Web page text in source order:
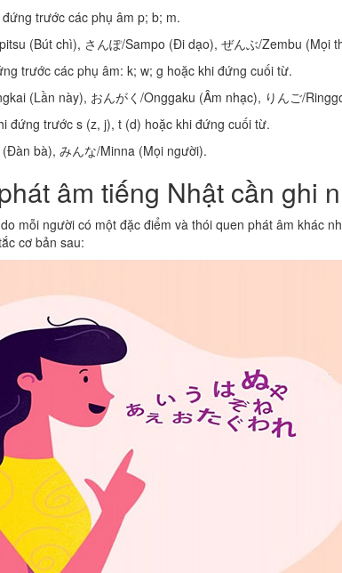
trước các phụ âm p; b; m.
(Bút chì), さんぽ/Sampo (Đi dạo), ぜんぶ/Zembu (Mọi
trước các phụ âm: k; w; g hoặc khi đứng cuối từ.
(Lần này), おんがく/Onggaku (Âm nhạc), りんご/
đứng trước s (z, j), t (d) hoặc khi đứng cuối từ.
bà), みんな/Minna (Mọi người).
âm tiếng Nhật cần ghi
mỗi người có một đặc điểm và thói quen phát âm khác
cơ bản sau: